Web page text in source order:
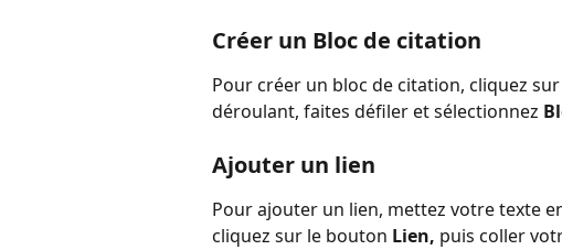
Créer un Bloc de citation
Pour créer un bloc de citation, cliquez
déroulant, faites défiler et sélectionnez
Ajouter un lien
Pour ajouter un lien, mettez votre texte
cliquez sur le bouton Lien, puis coller